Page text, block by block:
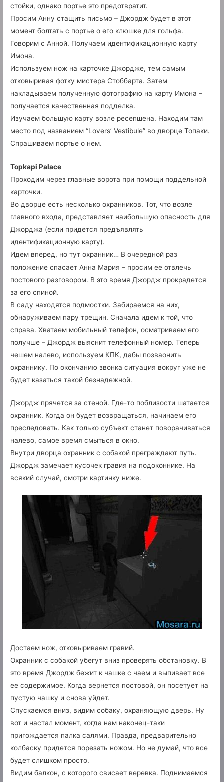
стойки, однако портье это предотвратит.
Просим Анну стащить письмо – Джордж будет в этот
момент болтать с портье о его клюшке для гольфа.
Говорим с Анной. Получаем идентификационную карту
Имона.
Используем нож на карточке Джордже, тем самым
отковыривая фотку мистера Стоббарта. Затем
накладываем полученную фотографию на карту Имона –
получается качественная подделка.
Изучаем большую карту возле ресепшена. Находим там
место под названием “Lovers’ Vestibule” во дворце Топаки.
Спрашиваем портье о нем.
Topkapi Palace
Проходим через главные ворота при помощи поддельной
карточки.
Во дворце есть несколько охранников. Тот, что возле
главного входа, представляет наибольшую опасность для
Джорджа (если придется предъявлять
идентификационную карту).
Идем вперед, но тут охранник… В очередной раз
положение спасает Анна Мария – просим ее отвлечь
постового разговором. В это время Джордж прокрадется
за его спиной.
В саду находятся подмостки. Забираемся на них,
обнаруживаем пару трещин. Сначала идем к той, что
справа. Хватаем мобильный телефон, осматриваем его
получше – Джордж выяснит телефонный номер. Теперь
чешем налево, используем КПК, дабы позваонить
охраннику. По окончанию звонка ситуация вокруг уже не
будет казаться такой безнадежной.
Джордж прячется за стеной. Где-то поблизости шатается
охранник. Когда он будет возвращаться, начинаем его
преследовать. Как только субъект станет поворачиваться
налево, самое время смыться в окно.
Внутри дворца охранник с собакой преграждают путь.
Джордж замечает кусочек гравия на подоконнике. На
всякий случай, смотри картинку ниже.
Достаем нож, отковыриваем гравий.
Охранник с собакой убегут вниз проверять обстановку. В
это время Джордж бежит к чашке с чаем и выпивает все
ее содержимое. Когда вернется постовой, он посетует на
пустую чашку и снова уйдет.
Спускаемся вниз, видим собаку, охраняющую дверь. Ну
вот и настал момент, когда нам наконец-таки
пригождается палка салями. Правда, предварительно
колбаску придется порезать ножом. Но не думай, что все
будет слишком просто.
Видим балкон, с которого свисает веревка. Поднимаемся